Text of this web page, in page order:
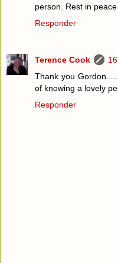
person. Rest in peace
Responder
Terence Cook
Thank you
of knowing a lovely
Responder